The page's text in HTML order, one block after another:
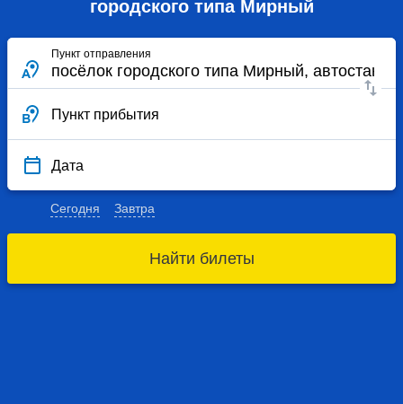
городского типа Мирный
Пункт отправления
Пункт прибытия
Дата
Сегодня Завтра
Найти билеты